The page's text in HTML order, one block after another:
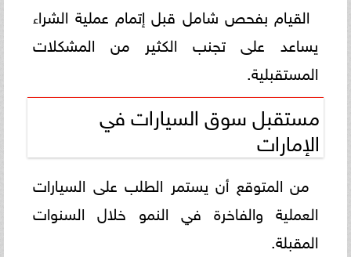
القيام بفحص شامل قبل إتمام عملية الشراء
يساعد على تجنب الكثير من المشكلات
المستقبلية.
مستقبل سوق السيارات في
الإمارات
من المتوقع أن يستمر الطلب على السيارات
العملية والفاخرة في النمو خلال السنوات
المقبلة.